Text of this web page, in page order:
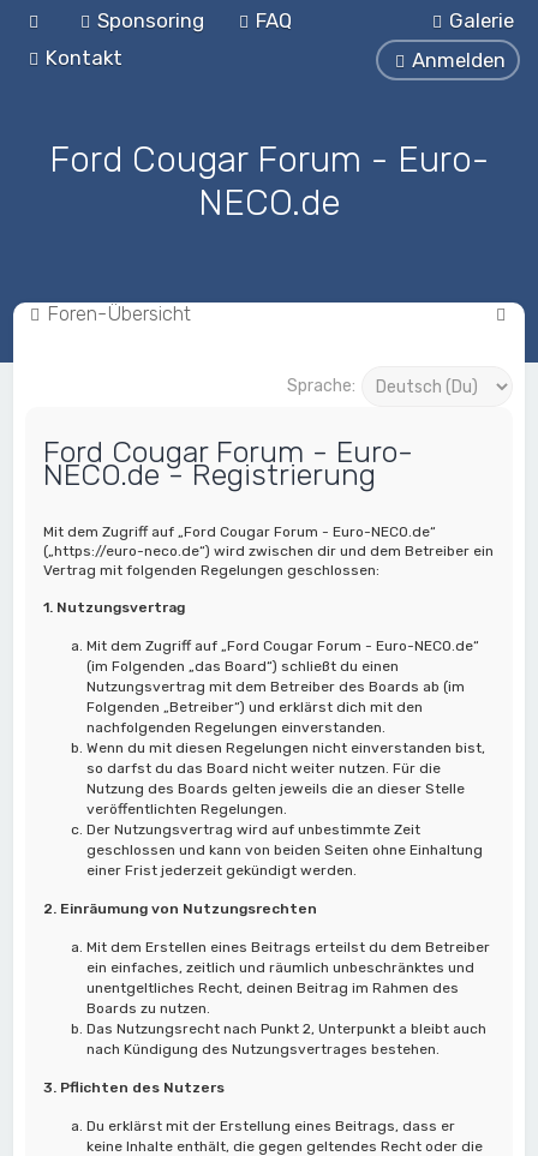
Galerie
Sponsoring
FAQ
Kontakt
Anmelden
Ford Cougar Forum - Euro-
NECO.de
Foren-Übersicht
S
Sprache:
Ford Cougar Forum - Euro-
NECO.de - Registrierung
Mit dem Zugriff auf „Ford Cougar Forum - Euro-NECO.de“
(„https://euro-neco.de“) wird zwischen dir und dem Betreiber ein
Vertrag mit folgenden Regelungen geschlossen:
1. Nutzungsvertrag
Mit dem Zugriff auf „Ford Cougar Forum - Euro-NECO.de“
(im Folgenden „das Board“) schließt du einen
Nutzungsvertrag mit dem Betreiber des Boards ab (im
Folgenden „Betreiber“) und erklärst dich mit den
nachfolgenden Regelungen einverstanden.
Wenn du mit diesen Regelungen nicht einverstanden bist,
so darfst du das Board nicht weiter nutzen. Für die
Nutzung des Boards gelten jeweils die an dieser Stelle
veröffentlichten Regelungen.
Der Nutzungsvertrag wird auf unbestimmte Zeit
geschlossen und kann von beiden Seiten ohne Einhaltung
einer Frist jederzeit gekündigt werden.
2. Einräumung von Nutzungsrechten
Mit dem Erstellen eines Beitrags erteilst du dem Betreiber
ein einfaches, zeitlich und räumlich unbeschränktes und
unentgeltliches Recht, deinen Beitrag im Rahmen des
Boards zu nutzen.
Das Nutzungsrecht nach Punkt 2, Unterpunkt a bleibt auch
nach Kündigung des Nutzungsvertrages bestehen.
3. Pflichten des Nutzers
Du erklärst mit der Erstellung eines Beitrags, dass er
keine Inhalte enthält, die gegen geltendes Recht oder die